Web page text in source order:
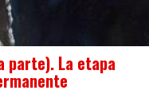
parte). La etapa